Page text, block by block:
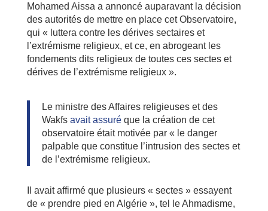
Mohamed Aissa a annoncé auparavant la décision
des autorités de mettre en place cet Observatoire,
qui « luttera contre les dérives sectaires et
l’extrémisme religieux, et ce, en abrogeant les
fondements dits religieux de toutes ces sectes et
dérives de l’extrémisme religieux ».
Le ministre des Affaires religieuses et des
Wakfs avait assuréque la création de cet
observatoire était motivée par « le danger
palpable que constitue l’intrusion des sectes et
de l’extrémisme religieux.
Il avait affirmé que plusieurs « sectes » essayent
de « prendre pied en Algérie », tel le Ahmadisme,